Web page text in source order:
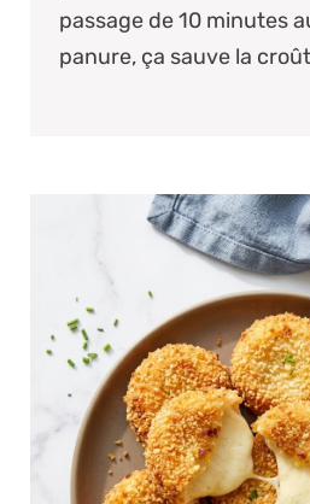
passage de 10 minutes
panure, ça sauve la